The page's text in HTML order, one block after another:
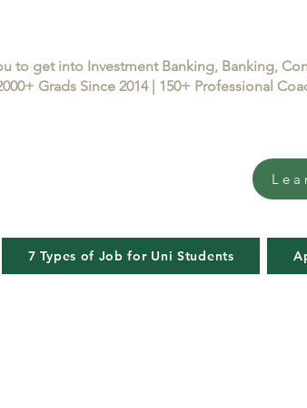
to get into Investment Banking, Banking,
Grads Since 2014 | 150+ Professional
7 Types of Job for Uni Students